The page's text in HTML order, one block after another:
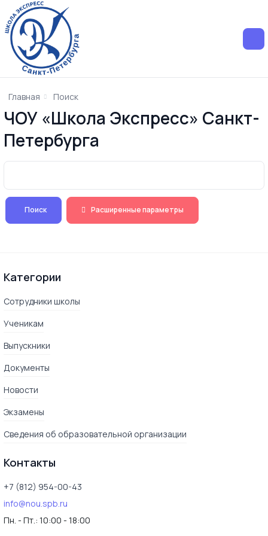
Главная Поиск
ЧОУ «Школа Экспресс» Санкт-
Петербурга
Поиск Расширенные параметры
Категории
Сотрудники школы
Ученикам
Выпускники
Документы
Новости
Экзамены
Сведения об образовательной организации
Контакты
+7 (812) 954-00-43
info@nou.spb.ru
Пн. - Пт.: 10:00 - 18:00